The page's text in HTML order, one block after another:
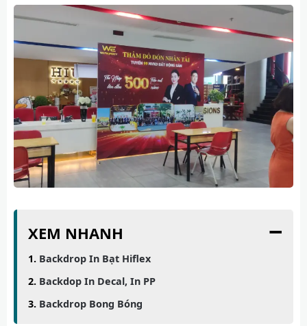
XEM NHANH −
Backdrop In Bạt Hiflex
Backdop In Decal, In PP
Backdrop Bong Bóng